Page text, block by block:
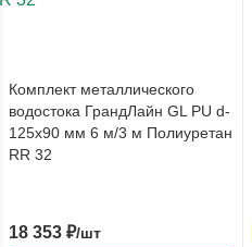
Комплект металлического
водостока ГрандЛайн GL PU d-
125x90 мм 6 м/3 м Полиуретан
RR 32
18 353 ₽/шт